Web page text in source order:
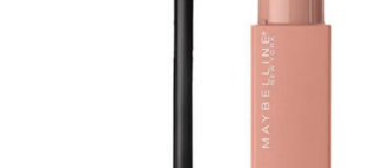
máscara pestañas
retinol
roche posay